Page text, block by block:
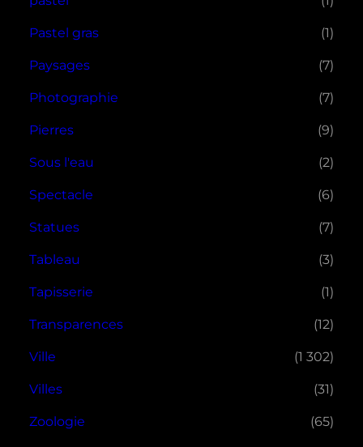
Pastel gras (1)
Paysages (7)
Photographie (7)
Pierres (9)
Sous l'eau (2)
Spectacle (6)
Statues (7)
Tableau (3)
Tapisserie (1)
Transparences (12)
Ville (1 302)
Villes (31)
Zoologie (65)